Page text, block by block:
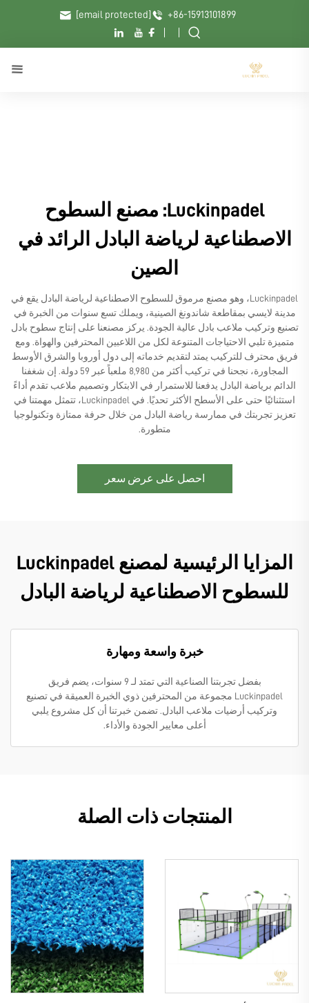
+86-15913101899
[email protected]
Luckinpadel: مصنع السطوح
الاصطناعية لرياضة البادل الرائد في
الصين
Luckinpadel، وهو مصنع مرموق للسطوح الاصطناعية لرياضة البادل يقع في
مدينة لايسي بمقاطعة شاندونغ الصينية، ويملك تسع سنوات من الخبرة في
تصنيع وتركيب ملاعب بادل عالية الجودة. يركز مصنعنا على إنتاج سطوح بادل
متميزة تلبي الاحتياجات المتنوعة لكل من اللاعبين المحترفين والهواة. ومع
فريق محترف للتركيب يمتد لتقديم خدماته إلى دول أوروبا والشرق الأوسط
المجاورة، نجحنا في تركيب أكثر من 8,980 ملعباً عبر 59 دولة. إن شغفنا
الدائم برياضة البادل يدفعنا للاستمرار في الابتكار وتصميم ملاعب تقدم أداءً
استثنائيًا حتى على الأسطح الأكثر تحديًا. في Luckinpadel، تتمثل مهمتنا في
تعزيز تجربتك في ممارسة رياضة البادل من خلال حرفة ممتازة وتكنولوجيا
متطورة.
احصل على عرض سعر
المزايا الرئيسية لمصنع Luckinpadel
للسطوح الاصطناعية لرياضة البادل
خبرة واسعة ومهارة
بفضل تجربتنا الصناعية التي تمتد لـ 9 سنوات، يضم فريق
Luckinpadel مجموعة من المحترفين ذوي الخبرة العميقة في تصنيع
وتركيب أرضيات ملاعب البادل. تضمن خبرتنا أن كل مشروع يلبي
أعلى معايير الجودة والأداء.
المنتجات ذات الصلة